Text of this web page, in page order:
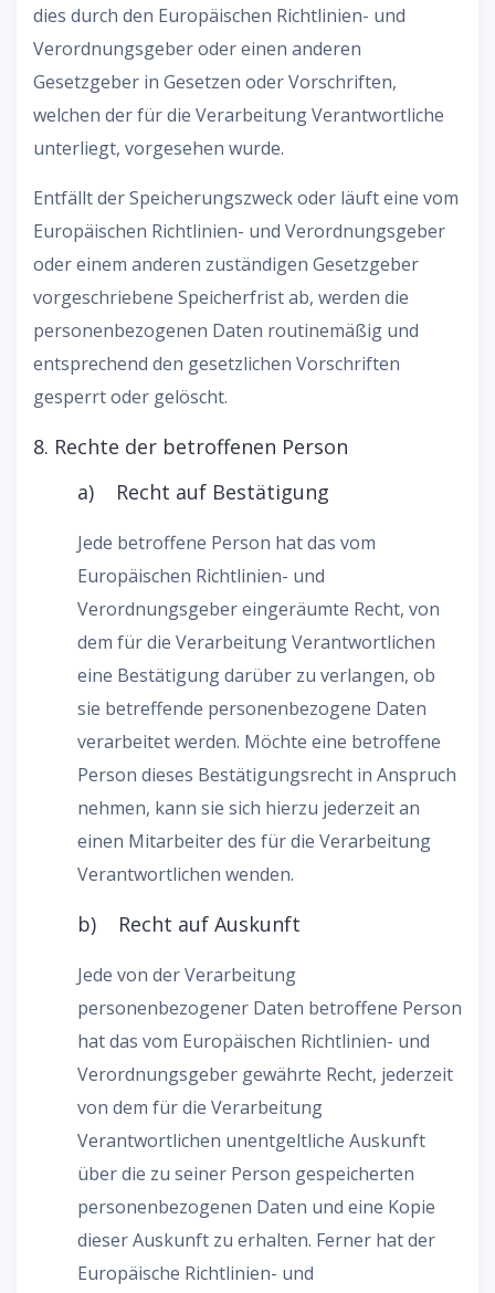
dies durch den Europäischen Richtlinien- und
Verordnungsgeber oder einen anderen
Gesetzgeber in Gesetzen oder Vorschriften,
welchen der für die Verarbeitung Verantwortliche
unterliegt, vorgesehen wurde.
Entfällt der Speicherungszweck oder läuft eine vom
Europäischen Richtlinien- und Verordnungsgeber
oder einem anderen zuständigen Gesetzgeber
vorgeschriebene Speicherfrist ab, werden die
personenbezogenen Daten routinemäßig und
entsprechend den gesetzlichen Vorschriften
gesperrt oder gelöscht.
8. Rechte der betroffenen Person
a) Recht auf Bestätigung
Jede betroffene Person hat das vom
Europäischen Richtlinien- und
Verordnungsgeber eingeräumte Recht, von
dem für die Verarbeitung Verantwortlichen
eine Bestätigung darüber zu verlangen, ob
sie betreffende personenbezogene Daten
verarbeitet werden. Möchte eine betroffene
Person dieses Bestätigungsrecht in Anspruch
nehmen, kann sie sich hierzu jederzeit an
einen Mitarbeiter des für die Verarbeitung
Verantwortlichen wenden.
b) Recht auf Auskunft
Jede von der Verarbeitung
personenbezogener Daten betroffene Person
hat das vom Europäischen Richtlinien- und
Verordnungsgeber gewährte Recht, jederzeit
von dem für die Verarbeitung
Verantwortlichen unentgeltliche Auskunft
über die zu seiner Person gespeicherten
personenbezogenen Daten und eine Kopie
dieser Auskunft zu erhalten. Ferner hat der
Europäische Richtlinien- und